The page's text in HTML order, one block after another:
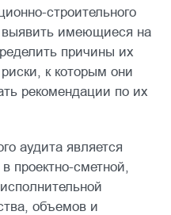
строительного
выявить имеющиеся на
причины их
к которым они
рекомендации по их
аудита является
проектно-сметной,
объемов и